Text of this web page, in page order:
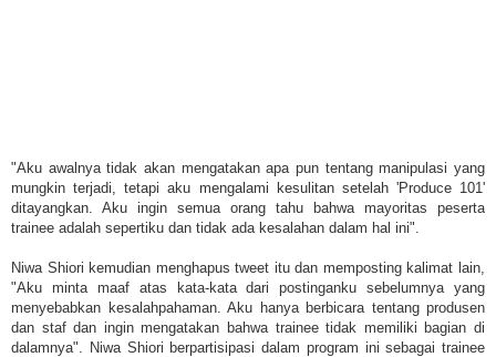
"Aku awalnya tidak akan mengatakan apa pun tentang manipulasi yang
mungkin terjadi, tetapi aku mengalami kesulitan setelah 'Produce 101'
ditayangkan. Aku ingin semua orang tahu bahwa mayoritas peserta
trainee adalah sepertiku dan tidak ada kesalahan dalam hal ini".
Niwa Shiori kemudian menghapus tweet itu dan memposting kalimat lain,
"Aku minta maaf atas kata-kata dari postinganku sebelumnya yang
menyebabkan kesalahpahaman. Aku hanya berbicara tentang produsen
dan staf dan ingin mengatakan bahwa trainee tidak memiliki bagian di
dalamnya". Niwa Shiori berpartisipasi dalam program ini sebagai trainee